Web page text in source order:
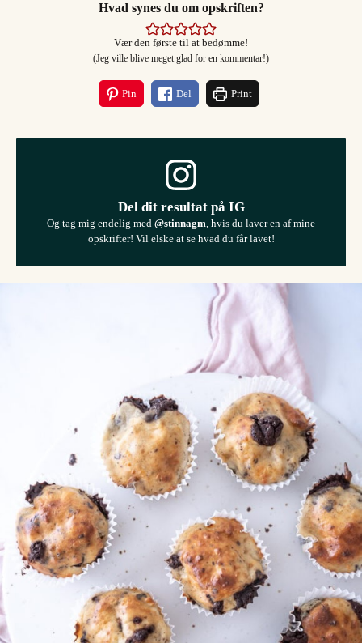
Hvad synes du om opskriften?
Vær den første til at bedømme!
(Jeg ville blive meget glad for en kommentar!)
Pin Del Print
Del dit resultat på IG
Og tag mig endelig med @stinnagm , hvis du laver en af mine
opskrifter! Vil elske at se hvad du får lavet!